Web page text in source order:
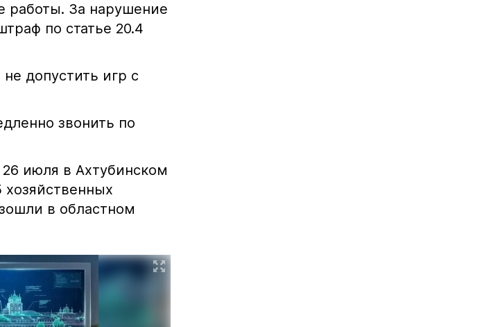
работы. За нарушение
по статье 20.4
допустить игр с
звонить по
26 июля в Ахтубинском
в областном